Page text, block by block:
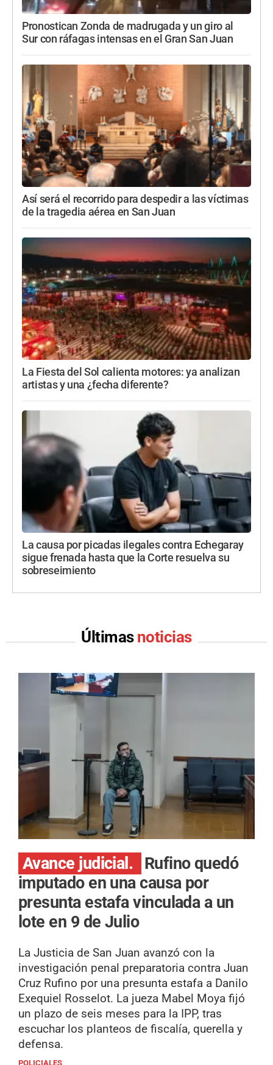
Pronostican Zonda de madrugada y un giro al
Sur con ráfagas intensas en el Gran San Juan
Así será el recorrido para despedir a las víctimas
de la tragedia aérea en San Juan
La Fiesta del Sol calienta motores: ya analizan
artistas y una ¿fecha diferente?
La causa por picadas ilegales contra Echegaray
sigue frenada hasta que la Corte resuelva su
sobreseimiento
Últimas noticias
Avance judicial.
Rufino quedó
imputado en una causa por
presunta estafa vinculada a un
lote en 9 de Julio
La Justicia de San Juan avanzó con la
investigación penal preparatoria contra Juan
Cruz Rufino por una presunta estafa a Danilo
Exequiel Rosselot. La jueza Mabel Moya fijó
un plazo de seis meses para la IPP, tras
escuchar los planteos de fiscalía, querella y
defensa.
POLICIALES